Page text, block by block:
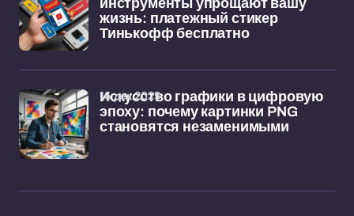
инструменты упрощают вашу
жизнь: платежный стикер
Тинькофф бесплатно
Искусство графики в цифровую
эпоху: почему картинки PNG
становятся незаменимыми
16 дек 2025